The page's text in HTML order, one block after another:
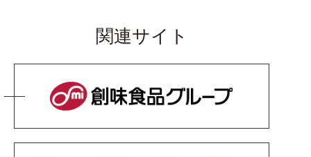
関連サイト